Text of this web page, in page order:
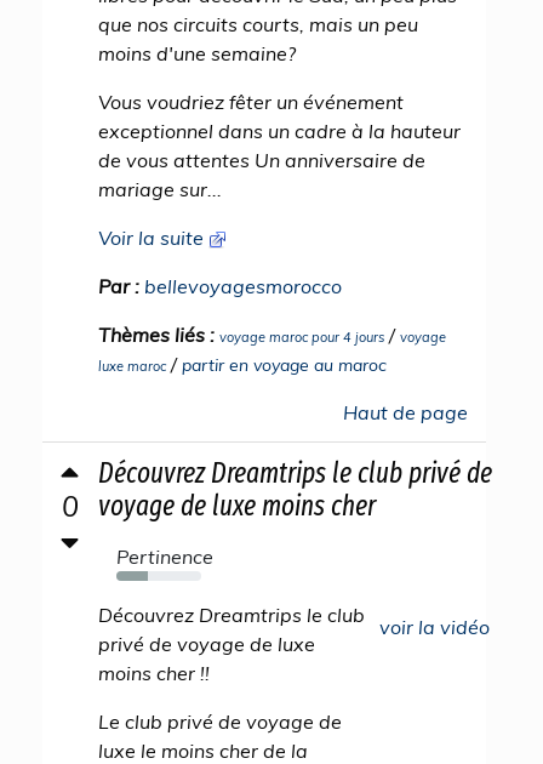
que nos circuits courts, mais un peu
moins d'une semaine?
Vous voudriez fêter un événement
exceptionnel dans un cadre à la hauteur
de vous attentes Un anniversaire de
mariage sur...
Voir la suite
Par : bellevoyagesmorocco
Thèmes liés : voyage maroc pour 4 jours / voyage
luxe maroc/partir en voyage au maroc
Haut de page
0
Découvrez Dreamtrips le club privé de
voyage de luxe moins cher
Pertinence
37%
voir la vidéo
Découvrez Dreamtrips le club
privé de voyage de luxe
moins cher !!
Le club privé de voyage de
luxe le moins cher de la